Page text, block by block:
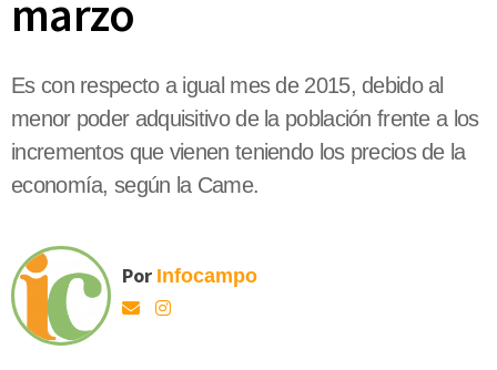
marzo
Es con respecto a igual mes de 2015, debido al
menor poder adquisitivo de la población frente a los
incrementos que vienen teniendo los precios de la
economía, según la Came.
Por Infocampo